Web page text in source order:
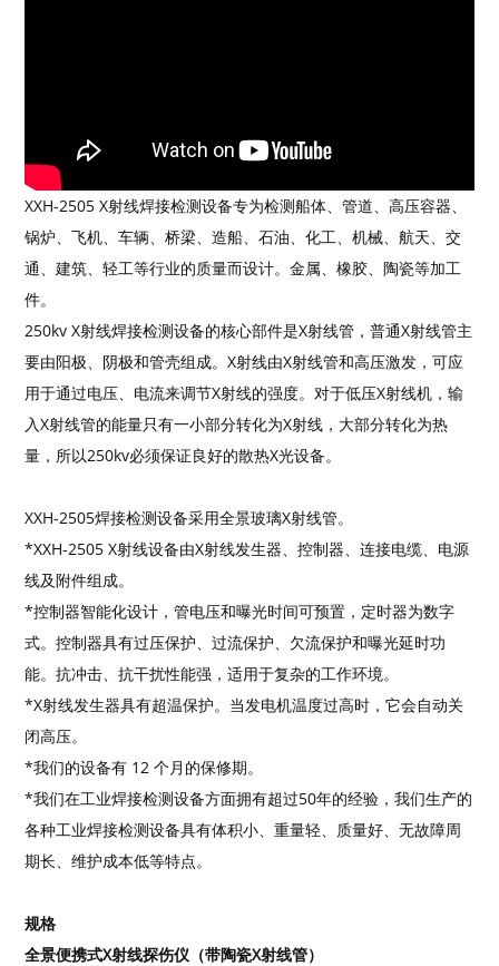
XXH-2505 X射线焊接检测设备专为检测船体、管道、高压容器、
锅炉、飞机、车辆、桥梁、造船、石油、化工、机械、航天、交
通、建筑、轻工等行业的质量而设计。金属、橡胶、陶瓷等加工
件。
250kv X射线焊接检测设备的核心部件是X射线管，普通X射线管主
要由阳极、阴极和管壳组成。X射线由X射线管和高压激发，可应
用于通过电压、电流来调节X射线的强度。对于低压X射线机，输
入X射线管的能量只有一小部分转化为X射线，大部分转化为热
量，所以250kv必须保证良好的散热X光设备。
XXH-2505焊接检测设备采用全景玻璃X射线管。
*XXH-2505 X射线设备由X射线发生器、控制器、连接电缆、电源
线及附件组成。
*控制器智能化设计，管电压和曝光时间可预置，定时器为数字
式。控制器具有过压保护、过流保护、欠流保护和曝光延时功
能。抗冲击、抗干扰性能强，适用于复杂的工作环境。
*X射线发生器具有超温保护。当发电机温度过高时，它会自动关
闭高压。
*我们的设备有 12 个月的保修期。
*我们在工业焊接检测设备方面拥有超过50年的经验，我们生产的
各种工业焊接检测设备具有体积小、重量轻、质量好、无故障周
期长、维护成本低等特点。
规格
全景便携式X射线探伤仪（带陶瓷X射线管）